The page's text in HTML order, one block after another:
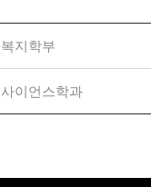
지학부
이언스학과